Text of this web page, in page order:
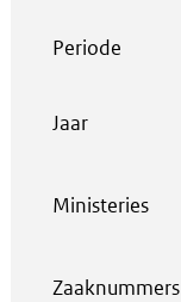
Periode
Jaar
Ministeries
Zaaknummers